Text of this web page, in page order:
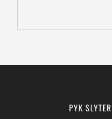
PYK